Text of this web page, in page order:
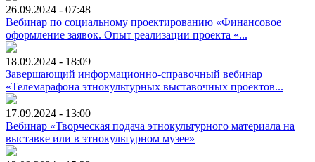
26.09.2024 - 07:48
Вебинар по социальному проектированию «Финансовое
оформление заявок. Опыт реализации проекта «...
18.09.2024 - 18:09
Завершающий информационно-справочный вебинар
«Телемарафона этнокультурных выставочных проектов...
17.09.2024 - 13:00
Вебинар «Творческая подача этнокультурного материала на
выставке или в этнокультурном музее»